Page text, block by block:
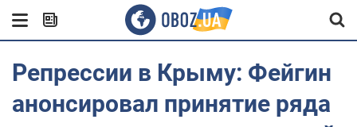
Репрессии в Крыму: Фейгин
анонсировал принятие ряда